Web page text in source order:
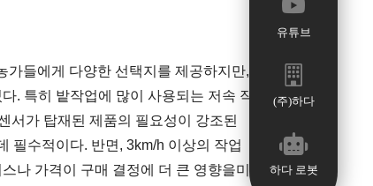
가들에게 다양한 선택지를 제공하지만,
. 특히 밭작업에 많이 사용되는 저속 작
서가 탑재된 제품의 필요성이 강조된
필수적이다. 반면, 3km/h 이상의 작업
나 가격이 구매 결정에 더 큰 영향을미
유튜브
(주)하다
하다 로봇